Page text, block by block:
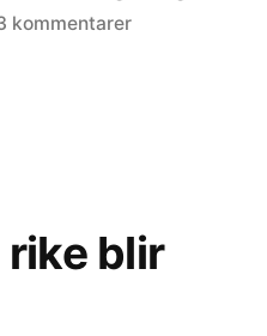
i
kommentarertil
rike blir